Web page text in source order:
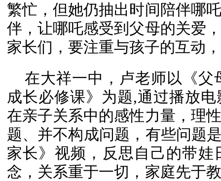
繁忙，但她仍抽出时间陪伴哪
伴，让哪吒感受到父母的关爱
家长们，要注重与孩子的互动
在大祥一中，卢老师以《
成长必修课》为题,通过播放
在亲子关系中的感性力量，理
题、并不构成问题，有些问题
家长》视频，反思自己的带
念，关系重于一切，家庭先于